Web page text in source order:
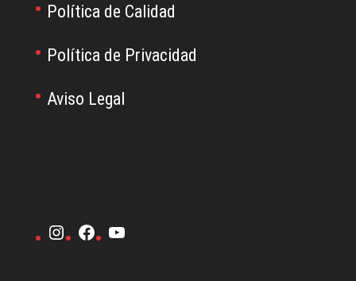
Política de Calidad
Política de Privacidad
Aviso Legal
Instagram
Facebook
YouTube